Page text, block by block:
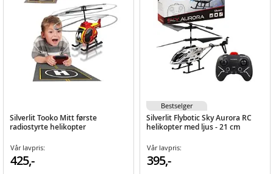
Silverlit Tooko Mitt første
radiostyrte helikopter
Vår lavpris:
425,-
Silverlit Flybotic Sky Aurora RC
helikopter med ljus - 21 cm
Vår lavpris:
395,-
Bestselger